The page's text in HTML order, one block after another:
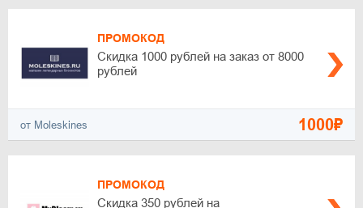
ПРОМОКОД
Скидка 1000 рублей на заказ от 8000
рублей
от Moleskines 1000₽
ПРОМОКОД
Скидка 350 рублей на